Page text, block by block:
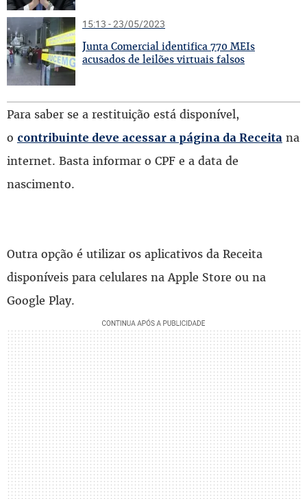
15:13 - 23/05/2023
Junta Comercial identifica 770 MEIs
acusados de leilões virtuais falsos
Para saber se a restituição está disponível,
o contribuinte deve acessar a página da Receita na
internet. Basta informar o CPF e a data de
nascimento.
Outra opção é utilizar os aplicativos da Receita
disponíveis para celulares na Apple Store ou na
Google Play.